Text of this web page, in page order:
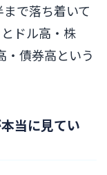
で落ち着いて
ドル高・株
・債券高という
当に見てい